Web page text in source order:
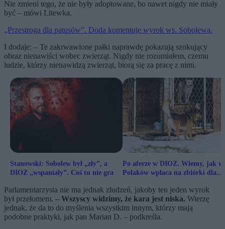
Nie zmieni tego, że nie były adoptowane, bo nawet nigdy nie miały
być – mówi Litewka.
„Przestroga dla patusów”. Doda komentuje wyrok ws. Sobolewa.
I dodaje: – Te zakrwawione pałki naprawdę pokazują szokujący
obraz nienawiści wobec zwierząt. Nigdy nie rozumiałem, czemu
ludzie, którzy nienawidzą zwierząt, biorą się za pracę z nimi.
Stanowski: Sobolew był „zły”, a
DIOZ „wspaniały”. Coś tu nie gra
Po aferze w DIOZ. Wiemy, jak
Polaków wpłaca na zbiórki dla
Parlamentarzysta nie ma jednak złudzeń, jakoby ten jeden wyrok
był przełomem. – Wszyscy widzimy, że kara jest niska. Wierzę
jednak, że da to do myślenia wszystkim innym, którzy mają
podobne praktyki, jak pan Marian D. – podkreśla.